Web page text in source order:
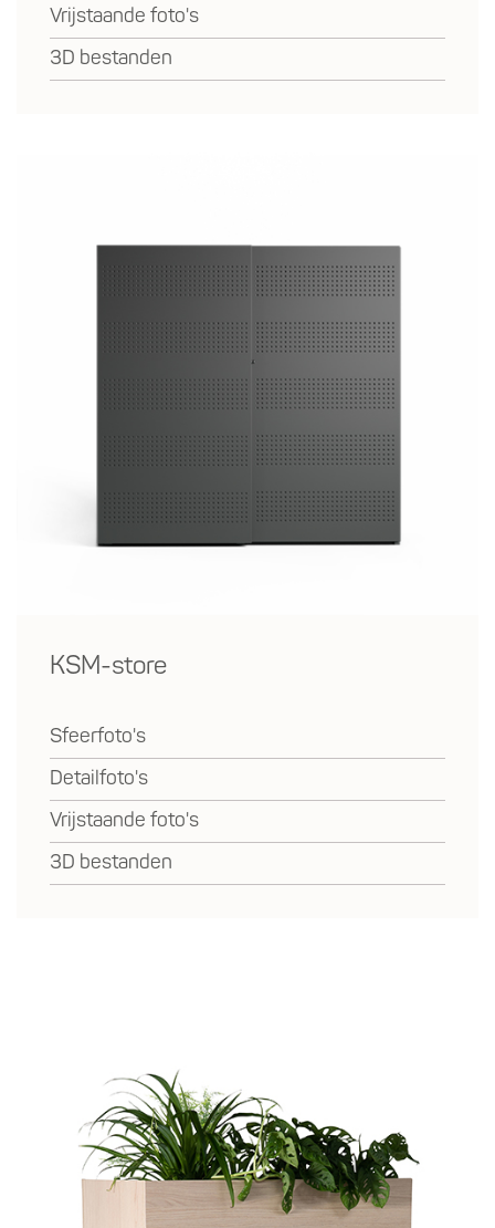
Vrijstaande foto's
3D bestanden
KSM-store
Sfeerfoto's
Detailfoto's
Vrijstaande foto's
3D bestanden